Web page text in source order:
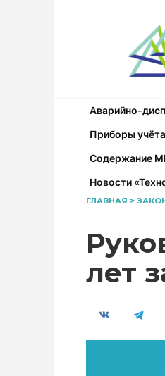
Аварийно-
Приборы учёта
Содержание
Новости
ГЛАВНАЯ >
лет